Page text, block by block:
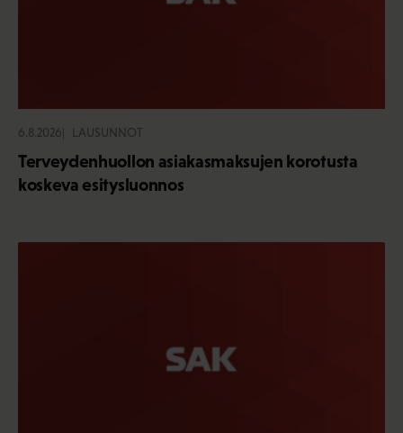
6.8.2026 LAUSUNNOT
Terveydenhuollon asiakasmaksujen korotusta
koskeva esitysluonnos